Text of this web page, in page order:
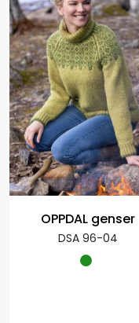
OPPDAL genser
DSA 96-04